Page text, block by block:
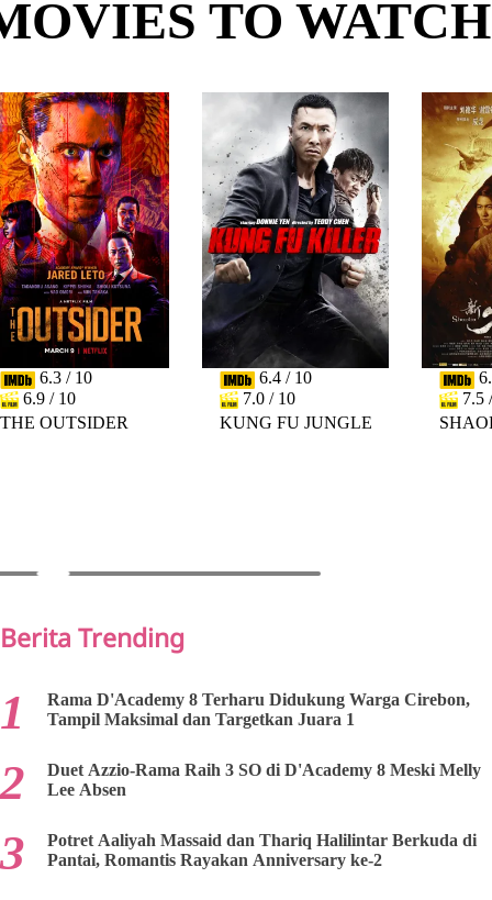
TO WATCH
6.3 / 10
6.9 / 10
THE OUTSIDER
6.4 / 10
7.0 / 10
KUNG FU JUNGLE
7.5
Berita Trending
Rama D'Academy 8 Terharu Didukung Warga Cirebon,
Tampil Maksimal dan Targetkan Juara 1
Duet Azzio-Rama Raih 3 SO di D'Academy 8 Meski Melly
Lee Absen
Potret Aaliyah Massaid dan Thariq Halilintar Berkuda di
Pantai, Romantis Rayakan Anniversary ke-2